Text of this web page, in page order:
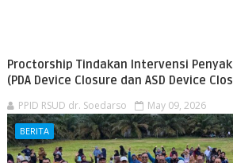
Proctorship Tindakan Intervensi
(PDA Device Closure dan ASD Device
PPID RSUD dr. Soedarso May 09, 2026
BERITA